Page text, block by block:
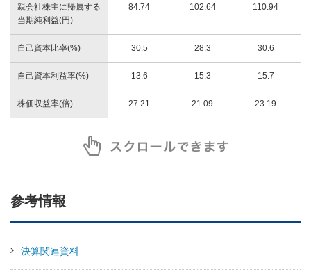
親会社株主に帰属する
当期純利益(円)
84.74 102.64 110.94
自己資本比率(%) 30.5 28.3 30.6
自己資本利益率(%) 13.6 15.3 15.7
株価収益率(倍) 27.21 21.09 23.19
参考情報
決算関連資料